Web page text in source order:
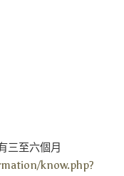
三至六個月
know.php?